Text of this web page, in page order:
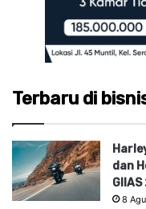
Terbaru di
dan
8